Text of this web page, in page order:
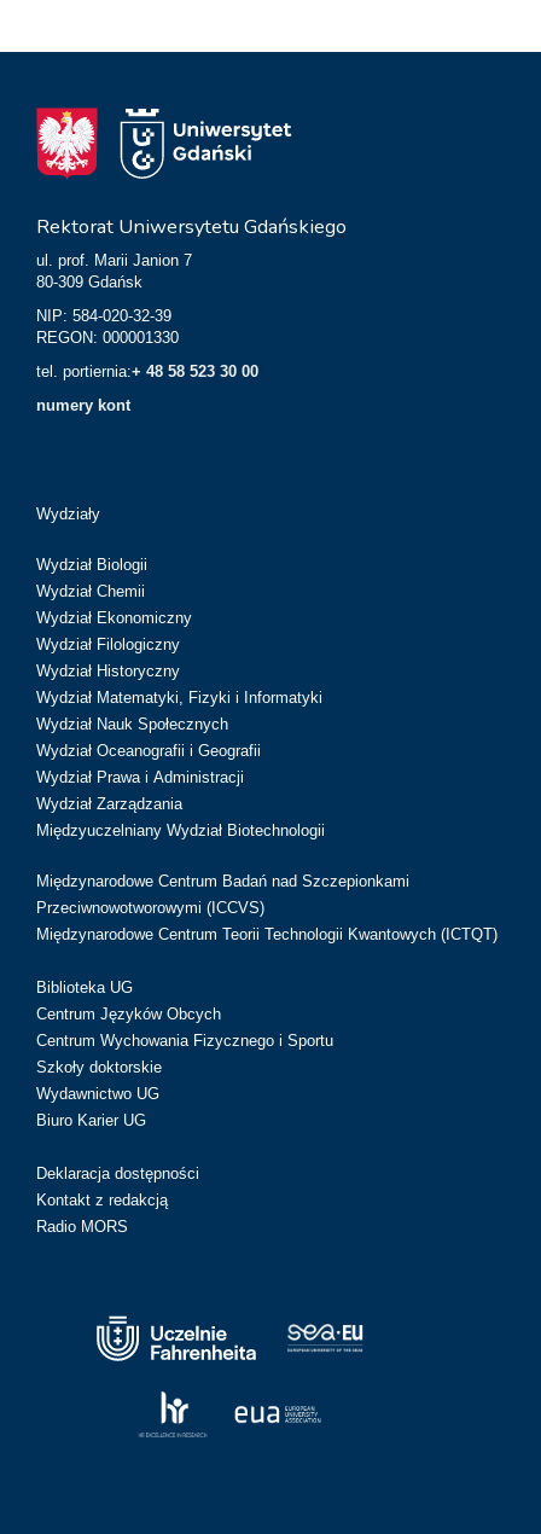
Rektorat Uniwersytetu Gdańskiego
ul. prof. Marii Janion 7
80-309 Gdańsk
NIP: 584-020-32-39
REGON: 000001330
tel. portiernia:+ 48 58 523 30 00
numery kont
Wydziały
Wydział Biologii
Wydział Chemii
Wydział Ekonomiczny
Wydział Filologiczny
Wydział Historyczny
Wydział Matematyki, Fizyki i Informatyki
Wydział Nauk Społecznych
Wydział Oceanografii i Geografii
Wydział Prawa i Administracji
Wydział Zarządzania
Międzyuczelniany Wydział Biotechnologii
Międzynarodowe Centrum Badań nad Szczepionkami
Przeciwnowotworowymi (ICCVS)
Międzynarodowe Centrum Teorii Technologii Kwantowych (ICTQT)
Biblioteka UG
Centrum Języków Obcych
Centrum Wychowania Fizycznego i Sportu
Szkoły doktorskie
Wydawnictwo UG
Biuro Karier UG
Deklaracja dostępności
Kontakt z redakcją
Radio MORS